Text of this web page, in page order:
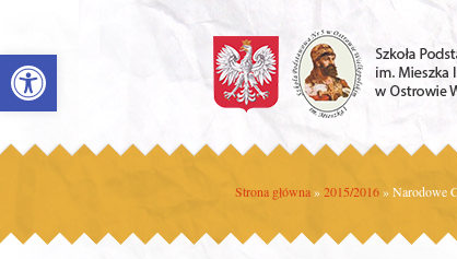
Open toolbar
Strona główna»2015/2016»Narodowe